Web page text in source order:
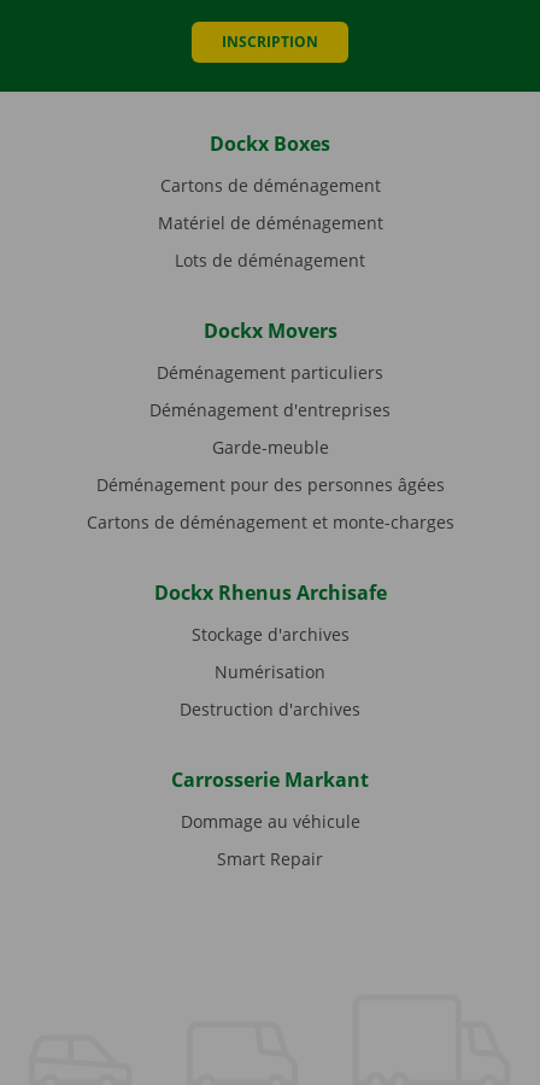
INSCRIPTION
Dockx Boxes
Cartons de déménagement
Matériel de déménagement
Lots de déménagement
Dockx Movers
Déménagement particuliers
Déménagement d'entreprises
Garde-meuble
Déménagement pour des personnes âgées
Cartons de déménagement et monte-charges
Dockx Rhenus Archisafe
Stockage d'archives
Numérisation
Destruction d'archives
Carrosserie Markant
Dommage au véhicule
Smart Repair